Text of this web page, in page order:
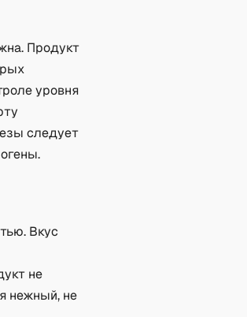
Продукт
уровня
следует
Вкус
не
нежный, не